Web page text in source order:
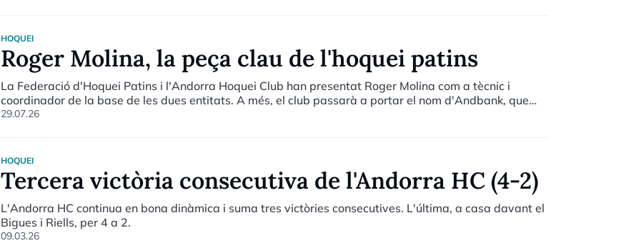
HOQUEI
Roger Molina, la peça clau de l'hoquei patins
La Federació d'Hoquei Patins i l'Andorra Hoquei Club han presentat Roger Molina com a tècnic i
coordinador de la base de les dues entitats. A més, el club passarà a portar el nom d'Andbank, que
farà de patrocinador principal.
29.07.26
HOQUEI
Tercera victòria consecutiva de l'Andorra HC (4-2)
L'Andorra HC continua en bona dinàmica i suma tres victòries consecutives. L'última, a casa davant el
Bigues i Riells, per 4 a 2.
09.03.26